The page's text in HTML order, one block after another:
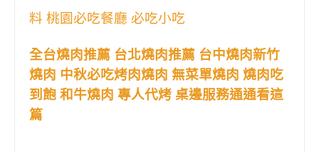
料 桃園必吃餐廳 必吃小吃
全台燒肉推薦 台北燒肉推薦 台中燒肉新竹
燒肉 中秋必吃烤肉燒肉 無菜單燒肉 燒肉吃
到飽 和牛燒肉 專人代烤 桌邊服務通通看這
篇